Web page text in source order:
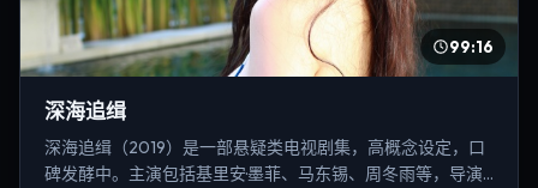
99:16
深海追缉
深海追缉（2019）是一部悬疑类电视剧集，高概念设定，口
碑发酵中。主演包括基里安·墨菲、马东锡、周冬雨等，导演